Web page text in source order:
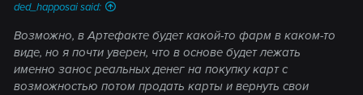
ded_happosai said:
Возможно, в Артефакте будет какой-то фарм в каком-то
виде, но я почти уверен, что в основе будет лежать
именно занос реальных денег на покупку карт с
возможностью потом продать карты и вернуть свои